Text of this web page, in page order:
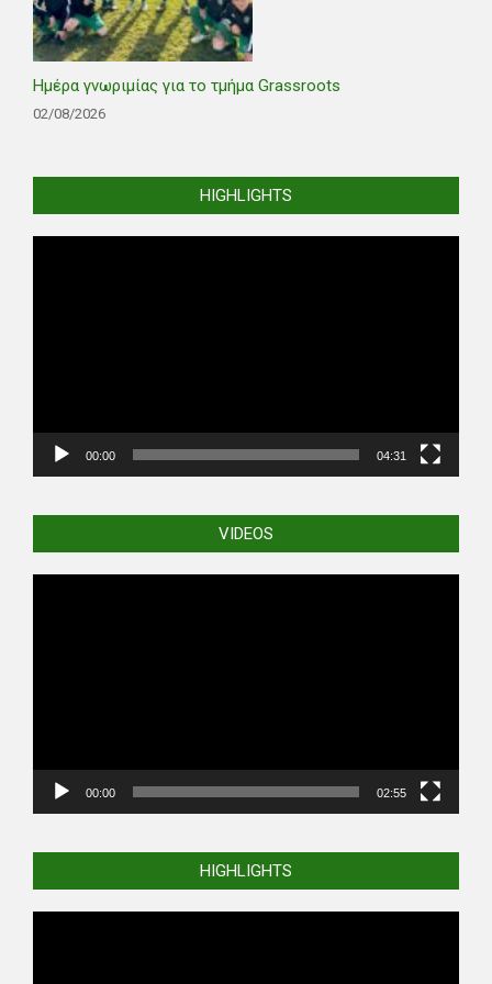
Ημέρα γνωριμίας για το τμήμα Grassroots
02/08/2026
HIGHLIGHTS
00:00 04:31
VIDEOS
00:00 02:55
HIGHLIGHTS